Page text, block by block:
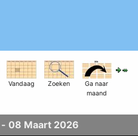
Vandaag Zoeken
Ga naar
maand
08 Maart 2026